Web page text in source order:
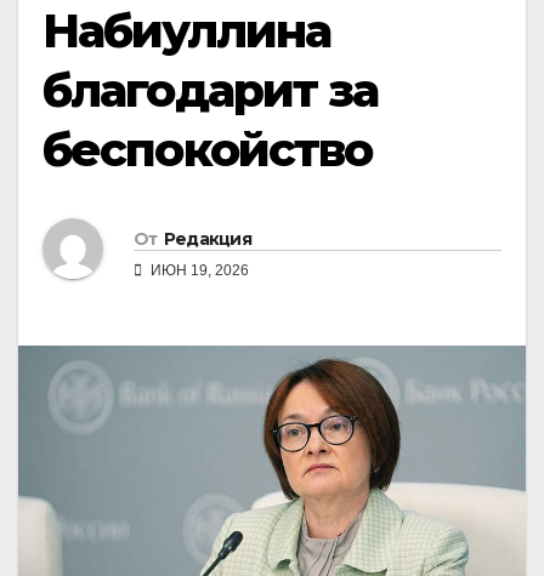
Набиуллина
благодарит за
беспокойство
От Редакция
ИЮН 19, 2026